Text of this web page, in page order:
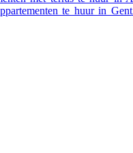
te huur in Gent